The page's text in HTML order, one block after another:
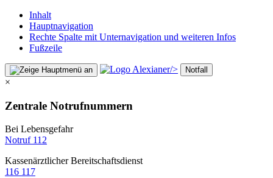
Inhalt
Hauptnavigation
Rechte Spalte mit Unternavigation und weiteren Infos
Fußzeile
/> Notfall
×
Zentrale Notrufnummern
Bei Lebensgefahr
Notruf 112
Kassenärztlicher Bereitschaftsdienst
116 117